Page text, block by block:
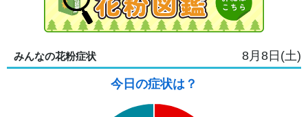
みんなの花粉症状 8月8日(土)
今日の症状は？